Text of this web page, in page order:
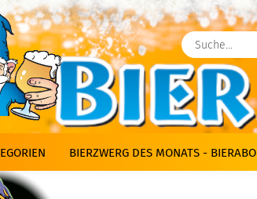
BIERZWERG DES MONATS - BIERABO